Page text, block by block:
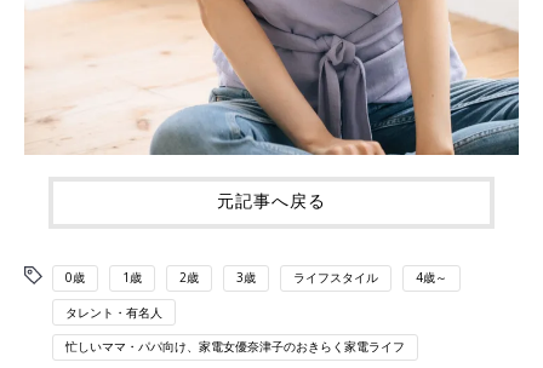
元記事へ戻る
0歳 1歳 2歳 3歳 ライフスタイル 4歳～
タレント・有名人
忙しいママ・パパ向け、家電女優奈津子のおきらく家電ライフ